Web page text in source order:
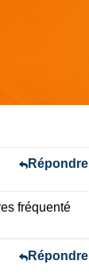
fréquenté
Répondre
Répondre